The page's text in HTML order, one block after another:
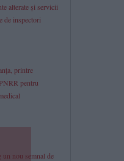
alterate și servicii
de inspectori
printre
pentru
nou semnal de